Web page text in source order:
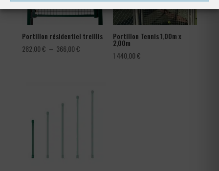
Portillon résidentiel treillis
282,00€ – 366,00€Plage
Portillon Tennis 1,00m x
2,00m
1 440,00€